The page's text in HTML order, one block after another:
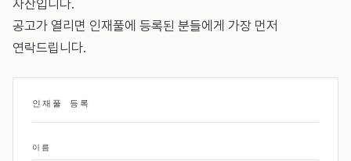
자산입니다.
공고가 열리면 인재풀에 등록된 분들에게 가장 먼저
연락드립니다.
인재풀 등록
이름